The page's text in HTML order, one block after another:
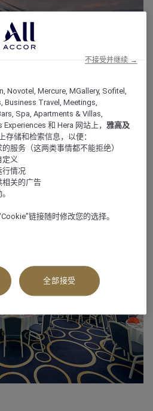
- 室内和室外
Novotel, Mercure, MGallery, Sofitel,
Business Travel, Meetings,
Spa, Apartments & Villas,
和 Hera 网站上， 雅高及
存储和检索信息，以便：
服务（这两类事情都不能拒绝）
义
行情况
相关的广告
链接随时修改您的选择。
全部接受
不接受并继续 →